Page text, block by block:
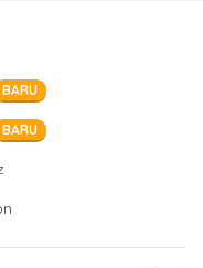
BARU
BARU